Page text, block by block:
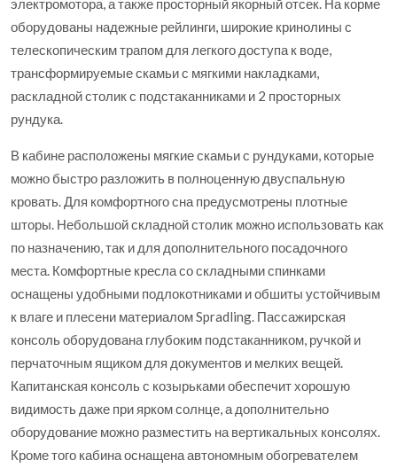
электромотора, а также просторный якорный отсек. На корме
оборудованы надежные рейлинги, широкие кринолины с
телескопическим трапом для легкого доступа к воде,
трансформируемые скамьи с мягкими накладками,
раскладной столик с подстаканниками и 2 просторных
рундука.
В кабине расположены мягкие скамьи с рундуками, которые
можно быстро разложить в полноценную двуспальную
кровать. Для комфортного сна предусмотрены плотные
шторы. Небольшой складной столик можно использовать как
по назначению, так и для дополнительного посадочного
места. Комфортные кресла со складными спинками
оснащены удобными подлокотниками и обшиты устойчивым
к влаге и плесени материалом Spradling. Пассажирская
консоль оборудована глубоким подстаканником, ручкой и
перчаточным ящиком для документов и мелких вещей.
Капитанская консоль с козырьками обеспечит хорошую
видимость даже при ярком солнце, а дополнительно
оборудование можно разместить на вертикальных консолях.
Кроме того кабина оснащена автономным обогревателем